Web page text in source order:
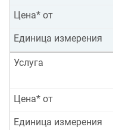
Цена* от
Единица измерения
Услуга
Цена* от
Единица измерения